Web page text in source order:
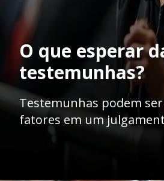
O que esperar
testemunhas?
Testemunhas podem
fatores em um